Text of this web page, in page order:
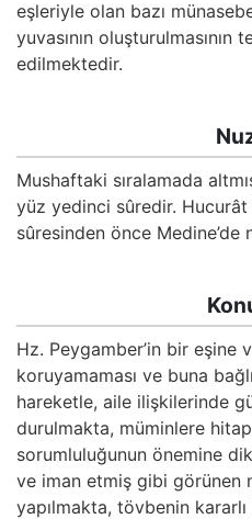
Kökler
Üyelik
eşleriyle olan bazı
yuvasının
edilmektedir.
Mushaftaki sıralamada
yüz yedinci sûredir.
sûresinden önce Medine’de
Hz. Peygamber’in bir eşine
koruyamaması ve buna
hareketle, aile ilişkilerinde
durulmakta, müminlere
sorumluluğunun önemine
ve iman etmiş gibi görünen
yapılmakta, tövbenin